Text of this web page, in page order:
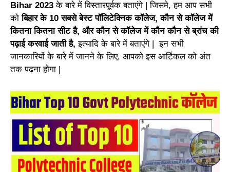
Bihar 2023के बारे में विस्तारपूर्वक बताएंगे | जिसमे, हम आप सभी
को बिहार के 10 सबसे बेस्ट पॉलिटेक्निक कॉलेज, कौन से कॉलेज में
कितना कितना सीट है, और कौन से कॉलेज में कौन कौन से ब्रांच की
पढ़ाई करवाई जाती है,इत्यादि के बारे में बताएंगे | इन सभी
जानकारियों के बारे में जानने के लिए, आपको इस आर्टिकल को अंत
तक पढ़ना होगा |